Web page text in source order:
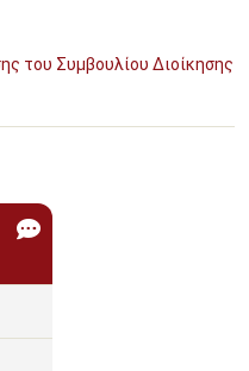
του Συμβουλίου Διοίκησης